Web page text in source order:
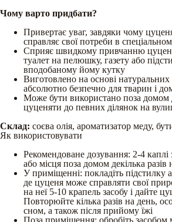
Чому варто придбати?
Привертає уваг, завдяки чому
справляє свої потреби в
Сприяє швидкому привчанню
туалет на пелюшку, газету або
вподобаному йому кутку
Виготовлено на основі натуральних
абсолютно безпечно для тварин і
Може бути використано поза домом
цуценяти до певних ділянок на
Склад: соєва олія, ароматизатор меду,
Як використовувати
Рекомендоване дозування: 2-4
або місця поза домом декілька разів
У приміщенні: покладіть підстилку
де цуценя може справляти свої
на неї 5-10 крапель засобу і дайте
Повторюйте кілька разів на день,
сном, а також після прийому їжі
Поза приміщення: обробіть засобом